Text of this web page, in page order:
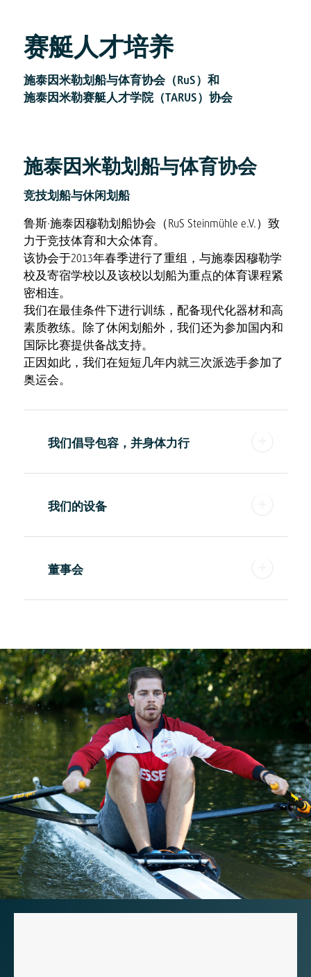
赛艇人才培养
施泰因米勒划船与体育协会（RuS）和
施泰因米勒赛艇人才学院（TARUS）协会
施泰因米勒划船与体育协会
竞技划船与休闲划船
鲁斯·施泰因穆勒划船协会（RuS Steinmühle e.V.）致
力于竞技体育和大众体育。
该协会于2013年春季进行了重组，与施泰因穆勒学
校及寄宿学校以及该校以划船为重点的体育课程紧
密相连。
我们在最佳条件下进行训练，配备现代化器材和高
素质教练。除了休闲划船外，我们还为参加国内和
国际比赛提供备战支持。
正因如此，我们在短短几年内就三次派选手参加了
奥运会。
我们倡导包容，并身体力行
我们的设备
董事会